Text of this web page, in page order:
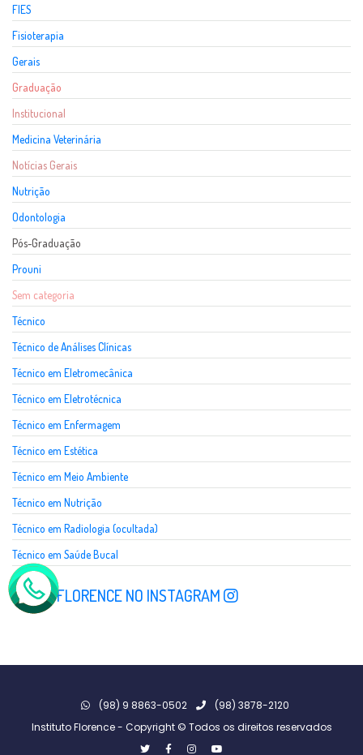
FIES
Fisioterapia
Gerais
Graduação
Institucional
Medicina Veterinária
Notícias Gerais
Nutrição
Odontologia
Pós-Graduação
Prouni
Sem categoria
Técnico
Técnico de Análises Clínicas
Técnico em Eletromecânica
Técnico em Eletrotécnica
Técnico em Enfermagem
Técnico em Estética
Técnico em Meio Ambiente
Técnico em Nutrição
Técnico em Radiologia (ocultada)
Técnico em Saúde Bucal
SIGA A FLORENCE NO INSTAGRAM
(98) 9 8863-0502
(98) 3878-2120
Instituto Florence - Copyright © Todos os direitos reservados